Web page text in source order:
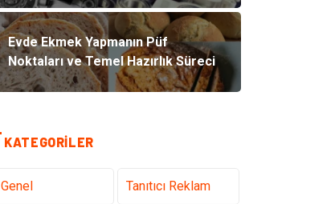
Evde Ekmek Yapmanın Püf
Noktaları ve Temel Hazırlık Süreci
KATEGORILER
Genel Tanıtıcı Reklam